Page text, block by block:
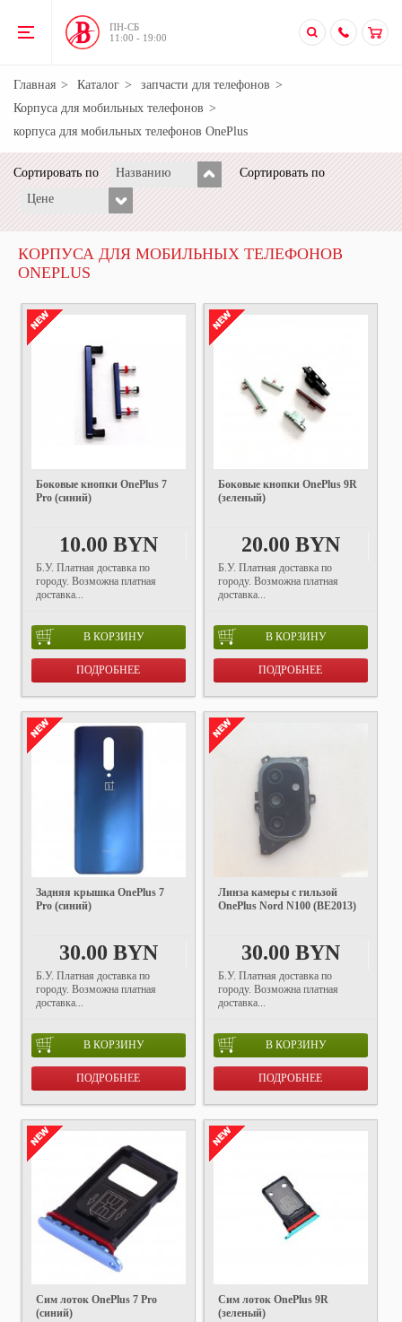
ПН-CБ
11:00 - 19:00
Главная Каталог
запчасти для телефонов
Корпуса для мобильных телефонов
корпуса для мобильных телефонов OnePlus
Сортировать по Названию
Сортировать по
Цене
КОРПУСА ДЛЯ МОБИЛЬНЫХ ТЕЛЕФОНОВ
ONEPLUS
Боковые кнопки OnePlus 7
Pro (синий)
10.00 BYN
Б.У. Платная доставка по
городу. Возможна платная
доставка...
В КОРЗИНУ
ПОДРОБНЕЕ
Боковые кнопки OnePlus 9R
(зеленый)
20.00 BYN
Б.У. Платная доставка по
городу. Возможна платная
доставка...
В КОРЗИНУ
ПОДРОБНЕЕ
Задняя крышка OnePlus 7
Pro (синий)
30.00 BYN
Б.У. Платная доставка по
городу. Возможна платная
доставка...
В КОРЗИНУ
ПОДРОБНЕЕ
Линза камеры с гильзой
OnePlus Nord N100 (BE2013)
30.00 BYN
Б.У. Платная доставка по
городу. Возможна платная
доставка...
В КОРЗИНУ
ПОДРОБНЕЕ
Сим лоток OnePlus 7 Pro
(синий)
Сим лоток OnePlus 9R
(зеленый)